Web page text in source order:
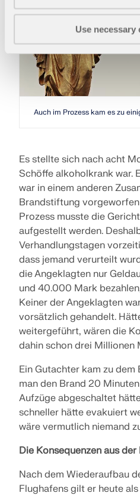
Use necessary
Auch im Prozess kam es zu
Es stellte sich nach acht
Schöffe alkoholkrank war.
war in einem anderen
Brandstiftung
Prozess musste die
aufgestellt werden.
Verhandlungstagen
dass jemand verurteilt
die Angeklagten nur
und 40.000 Mark
Keiner der Angeklagten
vorsätzlich gehandelt.
weitergeführt, wären die
dahin schon drei Millionen
Ein Gutachter kam zu dem
man den Brand 20
Aufzüge abgeschaltet
schneller hätte evakuiert
wäre vermutlich niemand
Die Konsequenzen aus
Nach dem Wiederaufbau
Flughafens gilt er heute